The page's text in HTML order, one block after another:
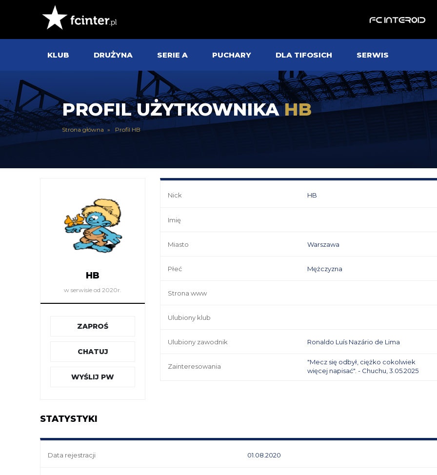
KLUB DRUŻYNA SERIE A PUCHARY DLA TIFOSICH SERWIS
PROFIL UŻYTKOWNIKAHB
Strona główna Profil HB
HB
w serwisie od 2020r.
ZAPROŚ
CHATUJ
WYŚLIJ PW
Nick HB
Imię
Miasto Warszawa
Płeć Mężczyzna
Strona www
Ulubiony klub
Ulubiony zawodnik Ronaldo Luís Nazário de Lima
Zainteresowania
"Mecz się odbył, ciężko cokolwiek
więcej napisać". - Chuchu, 3.05.2025
STATYSTYKI
Data rejestracji 01.08.2020